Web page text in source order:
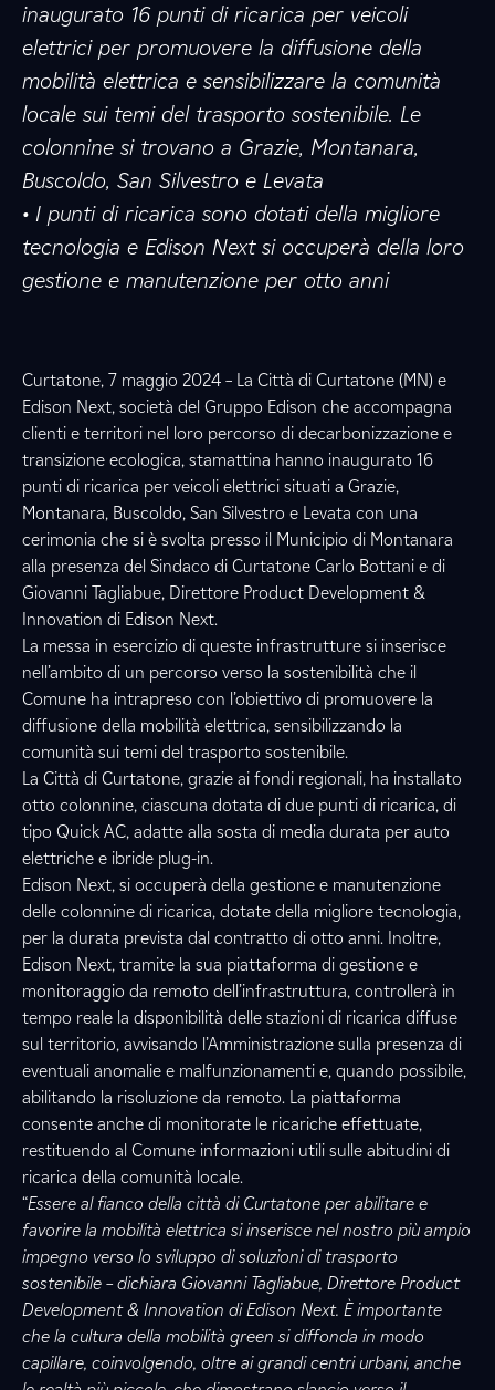
inaugurato 16 punti di ricarica per veicoli
elettrici per promuovere la diffusione della
mobilità elettrica e sensibilizzare la comunità
locale sui temi del trasporto sostenibile. Le
colonnine si trovano a Grazie, Montanara,
Buscoldo, San Silvestro e Levata
• I punti di ricarica sono dotati della migliore
tecnologia e Edison Next si occuperà della loro
gestione e manutenzione per otto anni
Curtatone, 7 maggio 2024 – La Città di Curtatone (MN) e
Edison Next, società del Gruppo Edison che accompagna
clienti e territori nel loro percorso di decarbonizzazione e
transizione ecologica, stamattina hanno inaugurato 16
punti di ricarica per veicoli elettrici situati a Grazie,
Montanara, Buscoldo, San Silvestro e Levata con una
cerimonia che si è svolta presso il Municipio di Montanara
alla presenza del Sindaco di Curtatone Carlo Bottani e di
Giovanni Tagliabue, Direttore Product Development &
Innovation di Edison Next.
La messa in esercizio di queste infrastrutture si inserisce
nell’ambito di un percorso verso la sostenibilità che il
Comune ha intrapreso con l’obiettivo di promuovere la
diffusione della mobilità elettrica, sensibilizzando la
comunità sui temi del trasporto sostenibile.
La Città di Curtatone, grazie ai fondi regionali, ha installato
otto colonnine, ciascuna dotata di due punti di ricarica, di
tipo Quick AC, adatte alla sosta di media durata per auto
elettriche e ibride plug-in.
Edison Next, si occuperà della gestione e manutenzione
delle colonnine di ricarica, dotate della migliore tecnologia,
per la durata prevista dal contratto di otto anni. Inoltre,
Edison Next, tramite la sua piattaforma di gestione e
monitoraggio da remoto dell’infrastruttura, controllerà in
tempo reale la disponibilità delle stazioni di ricarica diffuse
sul territorio, avvisando l’Amministrazione sulla presenza di
eventuali anomalie e malfunzionamenti e, quando possibile,
abilitando la risoluzione da remoto. La piattaforma
consente anche di monitorate le ricariche effettuate,
restituendo al Comune informazioni utili sulle abitudini di
ricarica della comunità locale.
“Essere al fianco della città di Curtatone per abilitare e
favorire la mobilità elettrica si inserisce nel nostro più ampio
impegno verso lo sviluppo di soluzioni di trasporto
sostenibile – dichiara Giovanni Tagliabue, Direttore Product
Development & Innovation di Edison Next. È importante
che la cultura della mobilità green si diffonda in modo
capillare, coinvolgendo, oltre ai grandi centri urbani, anche